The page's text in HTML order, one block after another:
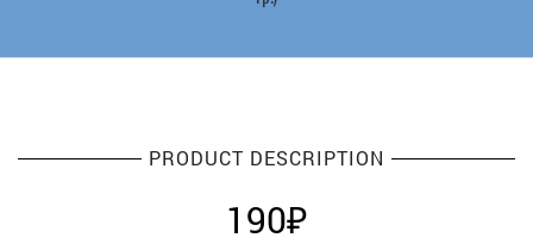
PRODUCT DESCRIPTION
190₽